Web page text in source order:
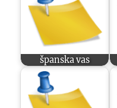
španska vas